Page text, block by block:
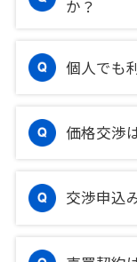
か？
個人でも
価格交渉
交渉申込